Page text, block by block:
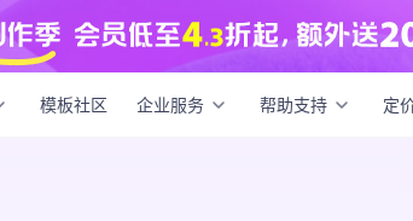
模板社区 企业服务 帮助支持 定